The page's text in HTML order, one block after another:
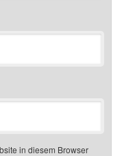
in diesem Browser